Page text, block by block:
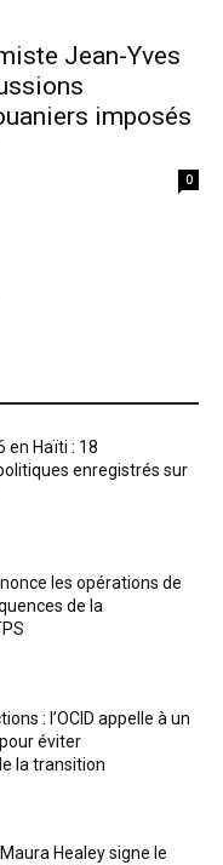
Jean-Yves
imposés
0
en Haïti : 18
enregistrés sur
les opérations de
de la
: l’OCID appelle à un
éviter
la transition
Healey signe le